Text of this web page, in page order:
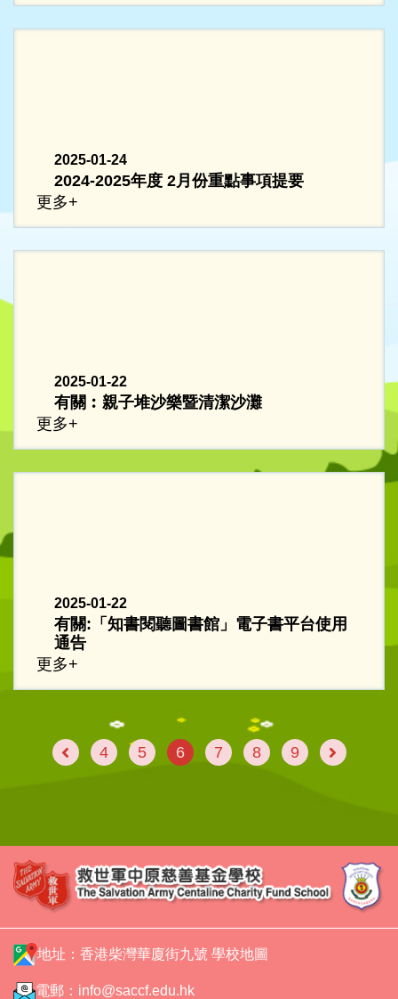
2025-01-24
2024-2025年度 2月份重點事項提要
更多+
2025-01-22
有關︰親子堆沙樂暨清潔沙灘
更多+
2025-01-22
有關:「知書閱聽圖書館」電子書平台使用
通告
更多+
4 5 6 7 8 9
地址：香港柴灣華廈街九號 學校地圖
電郵： info@saccf.edu.hk